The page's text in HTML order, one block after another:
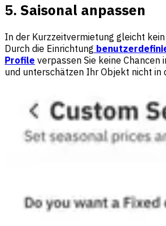
5. Saisonal anpassen
In der Kurzzeitvermietung gleicht
Durch die Einrichtung
Profile verpassen Sie keine Chancen
und unterschätzen Ihr Objekt nicht in